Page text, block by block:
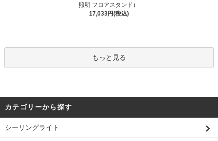
照明 フロアスタンド）
17,033円(税込)
もっと見る
カテゴリーから探す
シーリングライト